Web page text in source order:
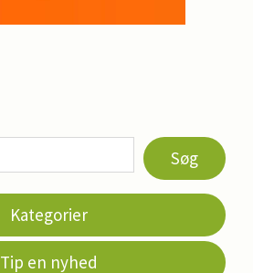
Søg
Kategorier
Tip en nyhed